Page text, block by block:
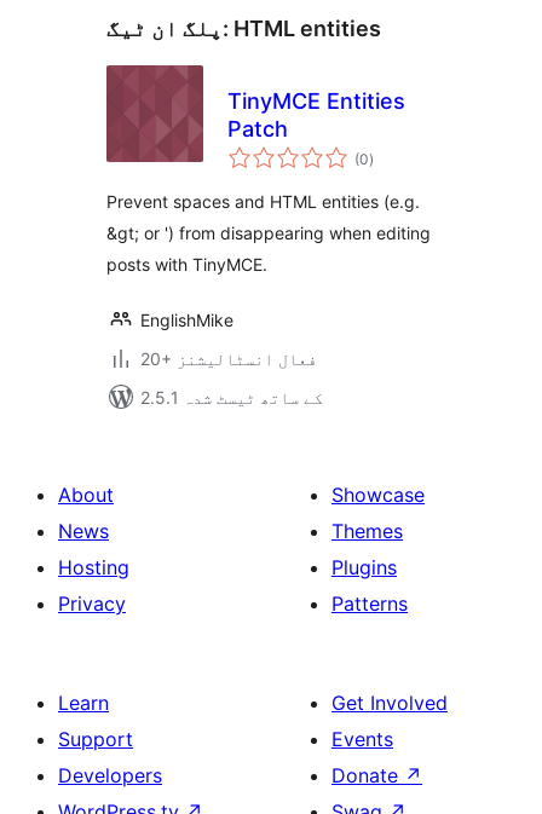
پلگ ان ٹیگ: HTML entities
TinyMCE Entities
Patch
(0مجموعی
درجہ
)
Prevent spaces and HTML entities (e.g.
&gt; or ') from disappearing when editing
posts with TinyMCE.
EnglishMike
20+ فعال انسٹالیشنز
2.5.1 کے ساتھ ٹیسٹ شدہ
About
News
Hosting
Privacy
Showcase
Themes
Plugins
Patterns
Learn
Support
Developers
Get Involved
Events
Donate ↗